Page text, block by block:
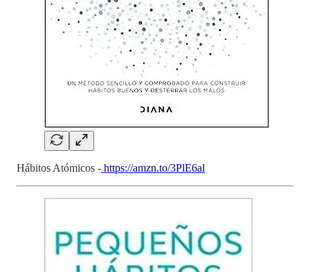
Hábitos Atómicos - https://amzn.to/3PlE6al